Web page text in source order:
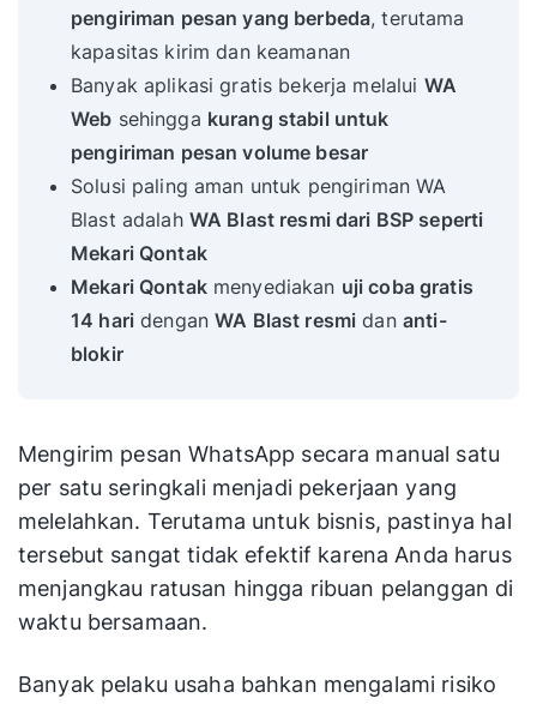
pengiriman pesan yang berbeda, terutama
kapasitas kirim dan keamanan
Banyak aplikasi gratis bekerja melalui WA
Web sehingga kurang stabil untuk
pengiriman pesan volume besar
Solusi paling aman untuk pengiriman WA
Blast adalah WA Blast resmi dari BSP seperti
Mekari Qontak
Mekari Qontakmenyediakan uji coba gratis
14 hari denganWA Blast resmi dan anti-
blokir
Mengirim pesan WhatsApp secara manual satu
per satu seringkali menjadi pekerjaan yang
melelahkan. Terutama untuk bisnis, pastinya hal
tersebut sangat tidak efektif karena Anda harus
menjangkau ratusan hingga ribuan pelanggan di
waktu bersamaan.
Banyak pelaku usaha bahkan mengalami risiko